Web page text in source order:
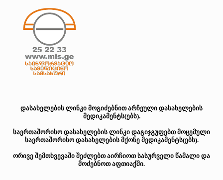
დასახელების ლინკი მოგიძებნით არჩეული დასახელების
მედიკამენტს(ებს).
საერთაშორისო დასახელების ლინკი დაგიჯგუფებთ მოცემული
საერთაშორისო დასახელების მქონე მედიკამენტს(ებს).
ორივე შემთხვევაში შეძლებთ აირჩიოთ სასურველი წამალი და
მოძებნოთ აფთიაქში.